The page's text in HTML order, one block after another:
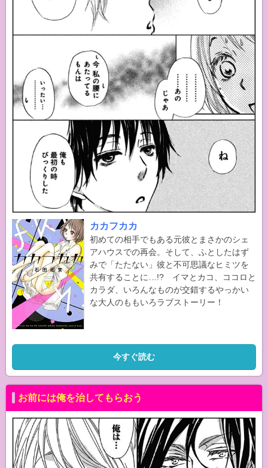
カカフカカ
初めての相手でもある元彼とまさかのシェ
アハウスでの再会。そして、ふとしたはず
みで「たたない」彼と不可思議なヒミツを
共有することに…!? イマとカコ、ココロと
カラダ、いろんなものが交錯するやっかい
な大人のももいろラブストーリー！
今すぐ読む
お前には俺を治してもらおう